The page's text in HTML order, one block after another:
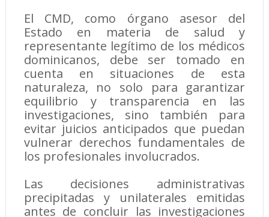
El CMD, como órgano asesor del
Estado en materia de salud y
representante legítimo de los médicos
dominicanos, debe ser tomado en
cuenta en situaciones de esta
naturaleza, no solo para garantizar
equilibrio y transparencia en las
investigaciones, sino también para
evitar juicios anticipados que puedan
vulnerar derechos fundamentales de
los profesionales involucrados.
Las decisiones administrativas
precipitadas y unilaterales emitidas
antes de concluir las investigaciones